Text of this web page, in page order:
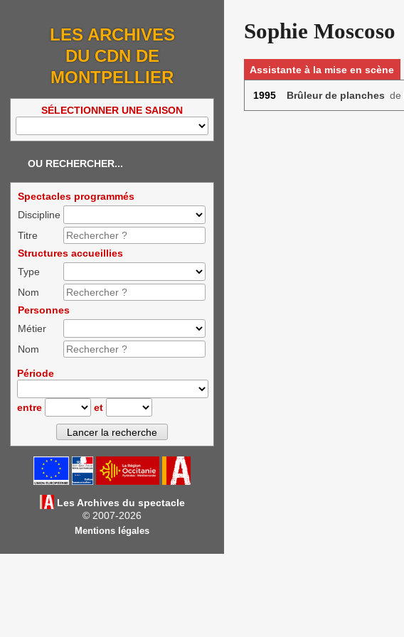
LES ARCHIVES
DU CDN DE
MONTPELLIER
SÉLECTIONNER UNE SAISON
OU RECHERCHER...
Spectacles programmés
Discipline
Titre
Structures accueillies
Type
Nom
Personnes
Métier
Nom
Période
entre et
Les Archives du spectacle
© 2007-2026
Mentions légales
Sophie Moscoso
Assistante à la mise en scène
1995 Brûleur de planches de